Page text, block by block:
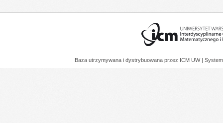
Baza utrzymywana i dystrybuowana przez ICM UW |